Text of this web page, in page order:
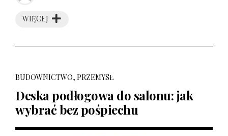
WIĘCEJ
BUDOWNICTWO, PRZEMYSŁ
Deska podłogowa do salonu: jak
wybrać bez pośpiechu